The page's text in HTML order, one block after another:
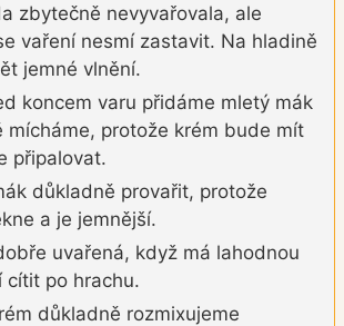
zbytečně nevyvařovala, ale
vaření nesmí zastavit. Na hladině
jemné vlnění.
koncem varu přidáme mletý mák
mícháme, protože krém bude mít
připalovat.
důkladně provařit, protože
a je jemnější.
uvařená, když má lahodnou
cítit po hrachu.
důkladně rozmixujeme